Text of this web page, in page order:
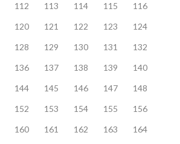
112 113 114 115
116
120 121 122 123
124
128 129 130 131
132
136 137 138 139
140
144 145 146 147
148
152 153 154 155
156
160 161 162 163
164